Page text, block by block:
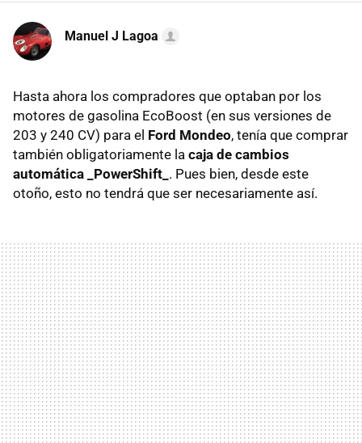
Manuel J Lagoa
Hasta ahora los compradores que optaban por los
motores de gasolina EcoBoost (en sus versiones de
203 y 240 CV) para el Ford Mondeo, tenía que comprar
también obligatoriamente la caja de cambios
automática _PowerShift_ . Pues bien, desde este
otoño, esto no tendrá que ser necesariamente así.